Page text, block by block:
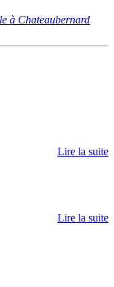
à Chateaubernard
Lire la suite
Lire la suite